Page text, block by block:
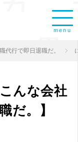
menu
代行で即日退職だ。
んな会社
だ。】